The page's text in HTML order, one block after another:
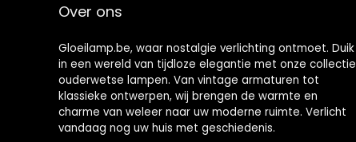
voor oven, lava-
Over ons
Gloeilamp.be, waar nostalgie verlichting ontmoet. Duik
in een wereld van tijdloze elegantie met onze collectie
ouderwetse lampen. Van vintage armaturen tot
klassieke ontwerpen, wij brengen de warmte en
charme van weleer naar uw moderne ruimte. Verlicht
vandaag nog uw huis met geschiedenis.